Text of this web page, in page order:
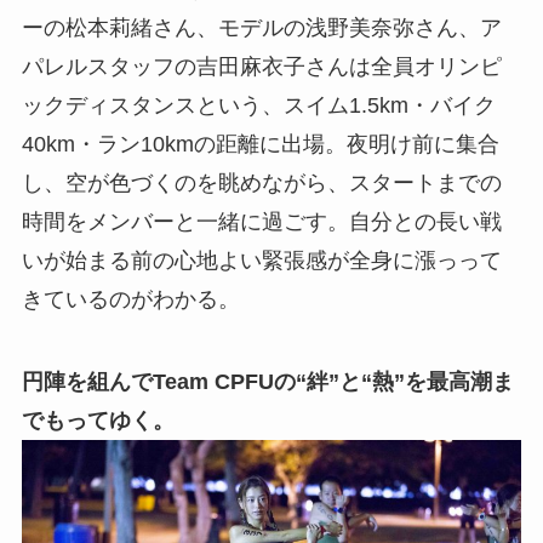
ーの松本莉緒さん、モデルの浅野美奈弥さん、ア
パレルスタッフの吉田麻衣子さんは全員オリンピ
ックディスタンスという、スイム1.5km・バイク
40km・ラン10kmの距離に出場。夜明け前に集合
し、空が色づくのを眺めながら、スタートまでの
時間をメンバーと一緒に過ごす。自分との長い戦
いが始まる前の心地よい緊張感が全身に漲っって
きているのがわかる。
円陣を組んでTeam CPFUの“絆”と“熱”を最高潮ま
でもってゆく。